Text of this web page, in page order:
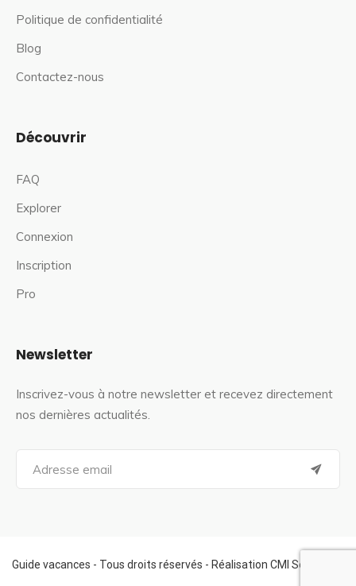
Politique de confidentialité
Blog
Contactez-nous
Découvrir
FAQ
Explorer
Connexion
Inscription
Pro
Newsletter
Inscrivez-vous à notre newsletter et recevez directement
nos dernières actualités.
a
f
o
Guide vacances - Tous droits réservés - Réalisation CMI Services